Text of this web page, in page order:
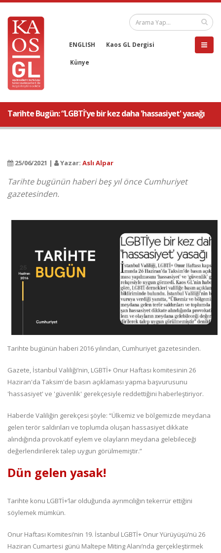
ENGLISH Kaos GL Dergisi
Künye
Tarihte Bugün: “LGBTİ'ye bir kez daha 'hassasiyet' yasağı
25/06/2021 | Yazar: Aslı Alpar
Tarihte bugünün haberi beş yıl önce Cumhuriyet
gazetesinden.
Tarihte bugünün haberi 2016 yılından, Cumhuriyet gazetesinden.
Gazete, İstanbul Valiliği’nin, LGBTİ+ Onur Haftası komitesinin 26
Haziran'da Taksim'de basın açıklaması yapma başvurusunu
'hassasiyet' ve 'güvenlik' gerekçesiyle reddettiğini haberleştiriyor.
Haberde Valiliğin gerekçesi şöyle: “Ülkemiz ve bölgemizde meydana
gelen terör saldırıları ve toplumda oluşan hassasiyet dikkate
alındığında provokatif eylem ve olayların meydana gelebileceği
değerlendirilerek talep uygun görülmemiştir.”
Dün gelen yasak!
Tarihte konu LGBTİ+’lar olduğunda ayrımcılığın tekerrür ettiğini
söylemek mümkün.
Onur Haftası Komitesi’nin 19. İstanbul LGBTİ+ Onur Yürüyüşü’nü 26
Haziran Cumartesi günü Maltepe Miting Alanı’nda gerçekleştirmek